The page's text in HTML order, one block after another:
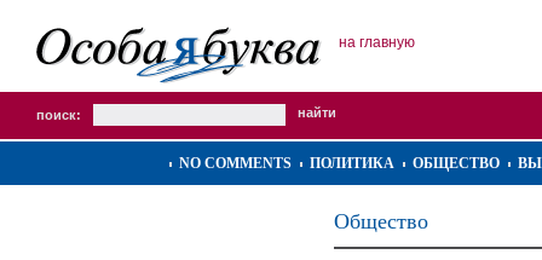
на главную
поиск:
NO COMMENTS ПОЛИТИКА ОБЩЕСТВО
Общество